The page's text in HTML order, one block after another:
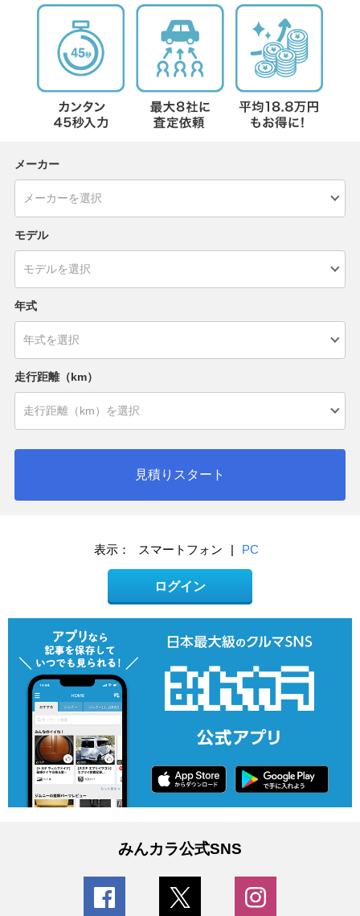
メーカー
モデル
年式
走行距離（km）
見積りスタート
表示： スマートフォン | PC
ログイン
みんカラ公式SNS